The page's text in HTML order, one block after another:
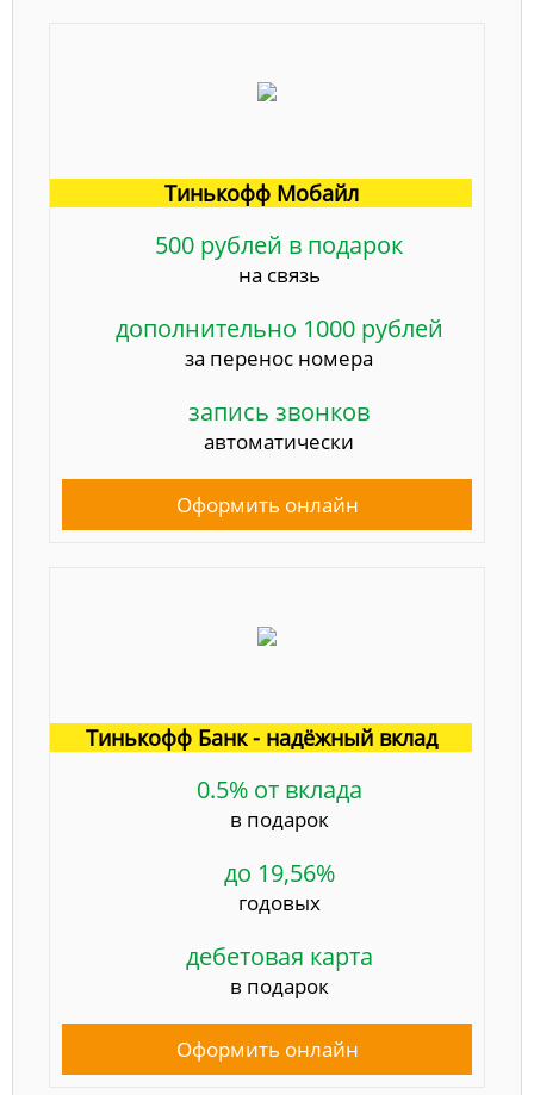
Тинькофф Мобайл
500 рублей в подарок
на связь
дополнительно 1000 рублей
за перенос номера
запись звонков
автоматически
Оформить онлайн
Тинькофф Банк - надёжный вклад
0.5% от вклада
в подарок
до 19,56%
годовых
дебетовая карта
в подарок
Оформить онлайн